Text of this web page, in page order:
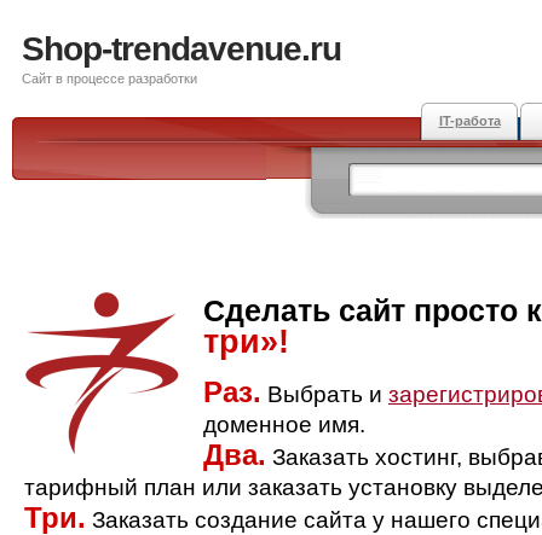
Shop-trendavenue.ru
Сайт в процессе разработки
IT-работа
Сделать сайт просто
три»!
Раз. Выбрать и
доменное имя.
Два. Заказать хостинг,
тарифный план или заказать установку
Три. Заказать создание сайта у нашего